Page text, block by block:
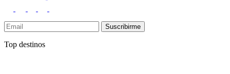
Suscribirme
Top destinos